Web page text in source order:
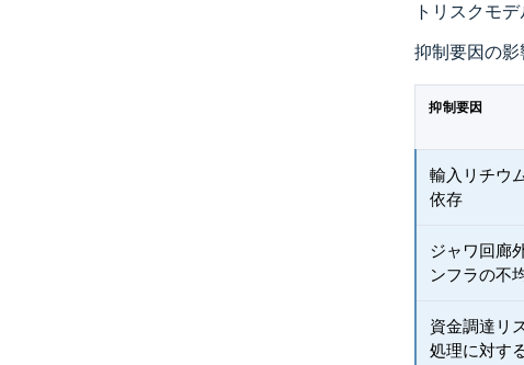
トリスクモ
抑制要因の
抑制要因
輸入リチウ
依存
ジャワ回廊
ンフラの不
資金調達リ
処理に対す